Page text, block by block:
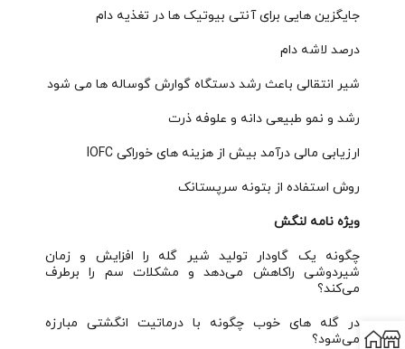
جایگزین هایی برای آنتی بیوتیک ها در تغذیه دام
درصد لاشه دام
شیر انتقالی باعث رشد دستگاه گوارش گوساله ها می شود
رشد و نمو طبیعی دانه و علوفه ذرت
ارزیابی مالی درآمد بیش از هزینه های خوراکی IOFC
روش استفاده از بتونه سرپستانک
ویژه نامه لنگش
چگونه یک گاودار تولید شیر گله را افزایش و زمان
شیردوشی راکاهش می‌دهد و مشکلات سم را برطرف
می‌کند؟
در گله های خوب چگونه با درماتیت انگشتی مبارزه
می‌شود؟